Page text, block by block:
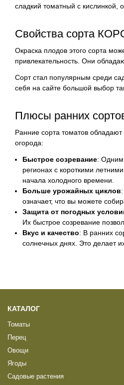
сладкий томатный с
Свойства сорта
Окраска плодов этого сорта
привлекательность. Они
Сорт стал популярным среди
себя на сайте большой выбор
Плюсы ранних
Ранние сорта томатов
огорода:
Быстрое созревание: Одним
регионах с короткими
начала холодного времени.
Больше урожайных циклов
означает, что вы можете
Защита от погодных
Их быстрое созревание
Вкус и качество: В ранних
солнечных днях. Это делает
КАТАЛОГ
Томаты
Перец
Овощи
Ягоды
Садовые растения